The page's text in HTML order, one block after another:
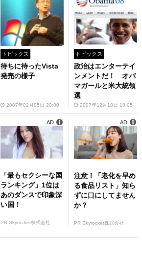
トピックス
待ちに待ったVista
発売の様子
2007年02月05日 20:00
トピックス
政治はエンターテイ
ンメントだ！ オバ
マガールと米大統領
選
2007年12月18日 18:05
「最もセクシーな国
ランキング」1位は
あのダンスで印象深
い国！
PR Skyrocket株式会社
AD
注意！「老化を早め
る食品リスト」知ら
ずに口にしてません
か？
PR Skyrocket株式会社
AD